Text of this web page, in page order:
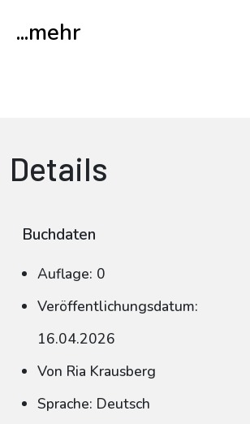
...mehr
Details
Buchdaten
Auflage: 0
Veröffentlichungsdatum:
16.04.2026
Von Ria Krausberg
Sprache: Deutsch